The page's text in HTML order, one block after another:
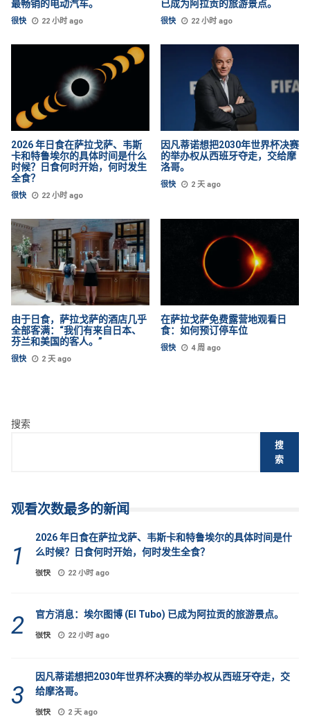
最畅销的电动汽车。
很快 22 小时 ago
已成为阿拉贡的旅游景点。
很快 22 小时 ago
2026 年日食在萨拉戈萨、韦斯
卡和特鲁埃尔的具体时间是什么
时候？日食何时开始，何时发生
全食？
很快 22 小时 ago
因凡蒂诺想把2030年世界杯决赛
的举办权从西班牙夺走，交给摩
洛哥。
很快 2 天 ago
由于日食，萨拉戈萨的酒店几乎
全部客满：“我们有来自日本、
芬兰和美国的客人。”
很快 2 天 ago
在萨拉戈萨免费露营地观看日
食：如何预订停车位
很快 4 周 ago
搜索
搜
索
观看次数最多的新闻
2026 年日食在萨拉戈萨、韦斯卡和特鲁埃尔的具体时间是什
么时候？日食何时开始，何时发生全食？
很快 22 小时 ago
官方消息：埃尔图博 (El Tubo) 已成为阿拉贡的旅游景点。
很快 22 小时 ago
因凡蒂诺想把2030年世界杯决赛的举办权从西班牙夺走，交
给摩洛哥。
很快 2 天 ago